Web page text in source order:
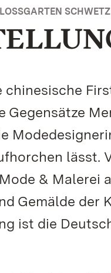
chinesische
Gegensätze
lässt.
& Malerei
Gemälde der
ist die